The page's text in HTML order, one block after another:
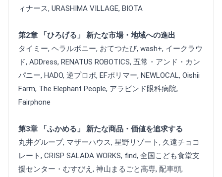
ィナース, URASHIMA VILLAGE, BIOTA
第2章 「ひろげる」 新たな市場・地域への進出
タイミー, ヘラルボニー, おてつたび, wash+, イークラウ
ド, ADDress, RENATUS ROBOTICS, 五常・アンド・カン
パニー, HADO, 逆プロポ, EFポリマー, NEWLOCAL, Oishii
Farm, The Elephant People, アラビンド眼科病院,
Fairphone
第3章 「ふかめる」 新たな商品・価値を追求する
丸井グループ, マザーハウス, 星野リゾート, 久遠チョコ
レート, CRISP SALADA WORKS, find, 全国こども食堂支
援センター・むすびえ, 神山まるごと高専, 配車頭,